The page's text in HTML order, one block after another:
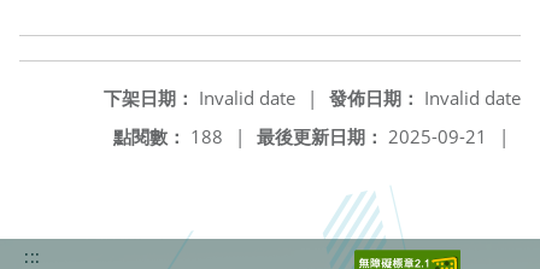
發佈日期： Invalid date
下架日期： Invalid date
|
最後更新日期： 2025-09-21 |
點閱數： 188 |
:::